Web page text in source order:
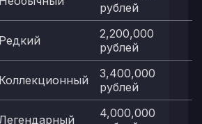
рублей
Редкий
2,200,000
рублей
Коллекционный
3,400,000
рублей
4,000,000